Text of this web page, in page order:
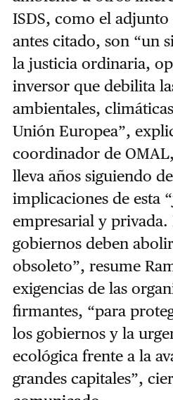
ISDS, como el
antes citado, son “un
la justicia ordinaria,
inversor que debilita
ambientales,
Unión Europea”,
coordinador de
lleva años siguiendo
implicaciones de esta
empresarial y privada.
gobiernos deben
obsoleto”, resume
exigencias de las
firmantes, “para
los gobiernos y la
ecológica frente a la
grandes capitales”,